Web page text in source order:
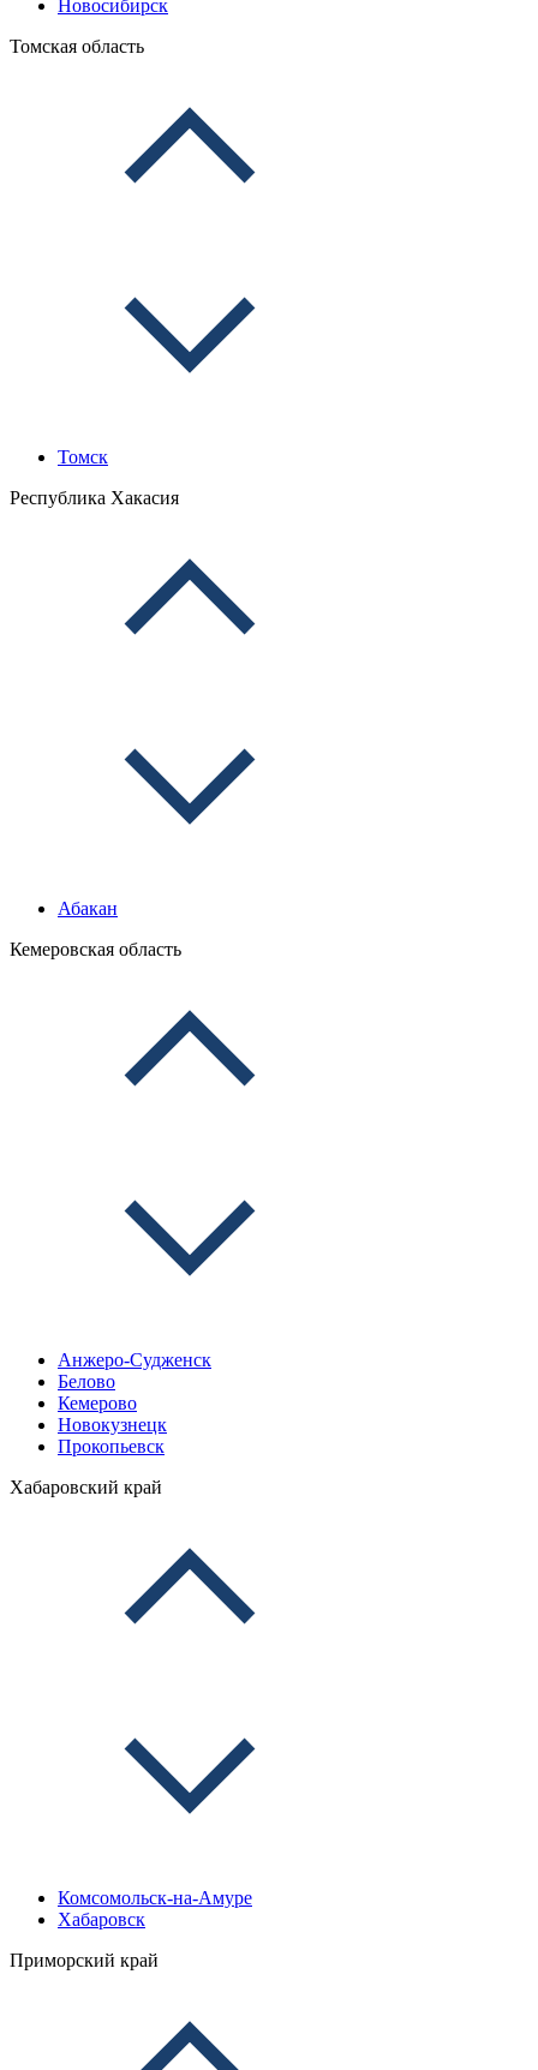
Новосибирск
Томская область
Томск
Республика Хакасия
Абакан
Кемеровская область
Анжеро-Судженск
Белово
Кемерово
Новокузнецк
Прокопьевск
Хабаровский край
Комсомольск-на-Амуре
Хабаровск
Приморский край